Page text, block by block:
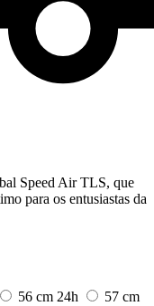
Speed Air TLS, que
para os entusiastas da
56 cm 24h
57 cm